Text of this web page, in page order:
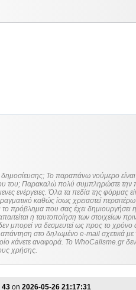
Το παραπάνω νούμερο
του; Παρακαλώ πολύ συμπληρώστε
ενέργειες. Όλα τα πεδία της φόρμας
καθώς ίσως χρειαστεί περαιτέρω
πρόβλημα που σας έχει δημιουργήσει η
μπορεί να δεσμευτεί ως προς το χρόνο
στο δηλωμένο e-mail σχετικά με
κάνετε αναφορά. Το WhoCallsme.gr δεν
χρήσης.
on 2026-05-26 21:17:31